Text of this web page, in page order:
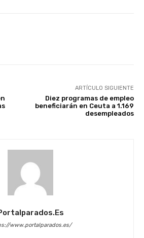
ARTÍCULO SIGUIENTE
Diez programas de empleo
beneficiarán en Ceuta a 1.169
desempleados
www.portalparados.es/